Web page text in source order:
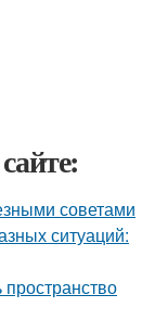
советами
ситуаций: